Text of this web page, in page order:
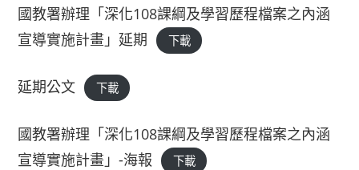
國教署辦理「深化108課綱及學習歷程檔案之內涵
宣導實施計畫」延期
下載
延期公文 下載
國教署辦理「深化108課綱及學習歷程檔案之內涵
宣導實施計畫」-海報
下載